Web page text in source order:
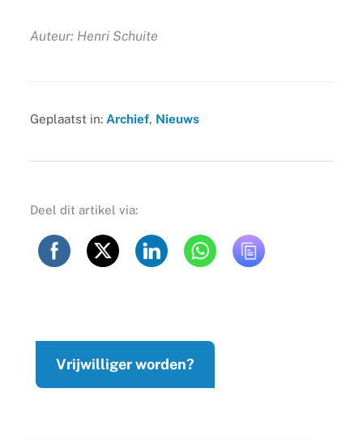
Auteur: Henri Schuite
Geplaatst in: Archief, Nieuws
Deel dit artikel via:
Vrijwilliger worden?